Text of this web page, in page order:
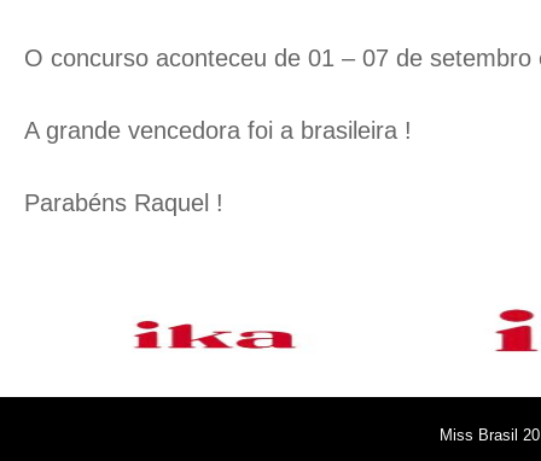
O concurso aconteceu de 01 – 07 de setembro
A grande vencedora foi a brasileira !
Parabéns Raquel !
Miss Brasil